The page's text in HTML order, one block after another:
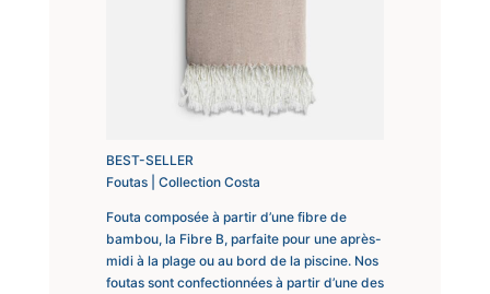
BEST-SELLER
Foutas | Collection Costa
Fouta composée à partir d’une fibre de
bambou, la Fibre B, parfaite pour une après-
midi à la plage ou au bord de la piscine. Nos
foutas sont confectionnées à partir d’une des